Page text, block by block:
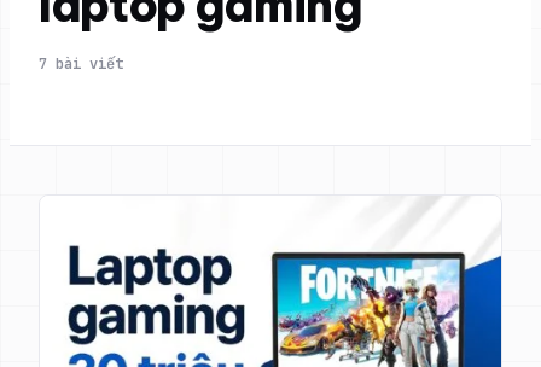
7 bài viết